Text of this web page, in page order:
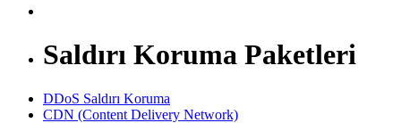
Saldırı Koruma Paketleri
DDoS Saldırı Koruma
CDN (Content Delivery Network)